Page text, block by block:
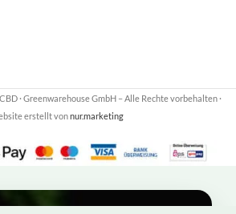
· Greenwarehouse GmbH – Alle Rechte vorbehalten·
erstellt vonnur.marketing